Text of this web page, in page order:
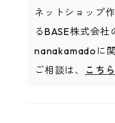
ネットショップ
るBASE株式会社
nanakamadoに
ご相談は、
こちら